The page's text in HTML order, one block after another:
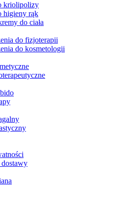
kriolipolizy
higieny rąk
do ciała
do fizjoterapii
do kosmetologii